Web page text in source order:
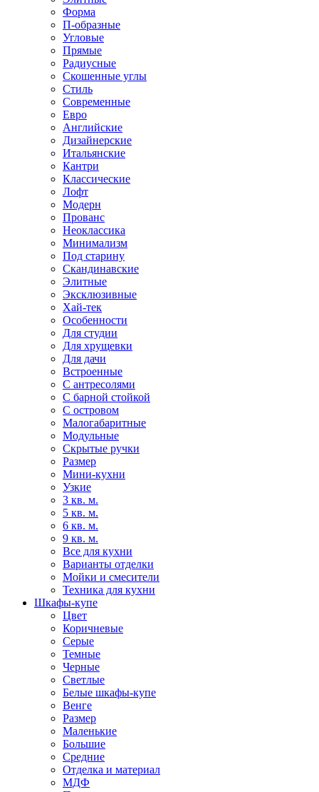
Форма
П-образные
Угловые
Прямые
Радиусные
Скошенные углы
Стиль
Современные
Евро
Английские
Дизайнерские
Итальянские
Кантри
Классические
Лофт
Модерн
Прованс
Неоклассика
Минимализм
Под старину
Скандинавские
Элитные
Эксклюзивные
Хай-тек
Особенности
Для студии
Для хрущевки
Для дачи
Встроенные
С антресолями
С барной стойкой
С островом
Малогабаритные
Модульные
Скрытые ручки
Размер
Мини-кухни
Узкие
3 кв. м.
5 кв. м.
6 кв. м.
9 кв. м.
Все для кухни
Варианты отделки
Мойки и смесители
Техника для кухни
Шкафы-купе
Цвет
Коричневые
Серые
Темные
Черные
Светлые
Белые шкафы-купе
Венге
Размер
Маленькие
Большие
Средние
Отделка и материал
МДФ